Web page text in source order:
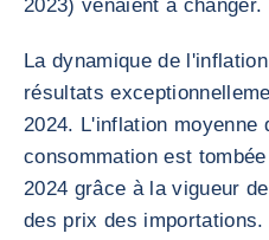
2023) venaient à changer.
La dynamique de
résultats
2024. L'inflation moyenne
consommation est
2024 grâce à la vigueur
des prix des